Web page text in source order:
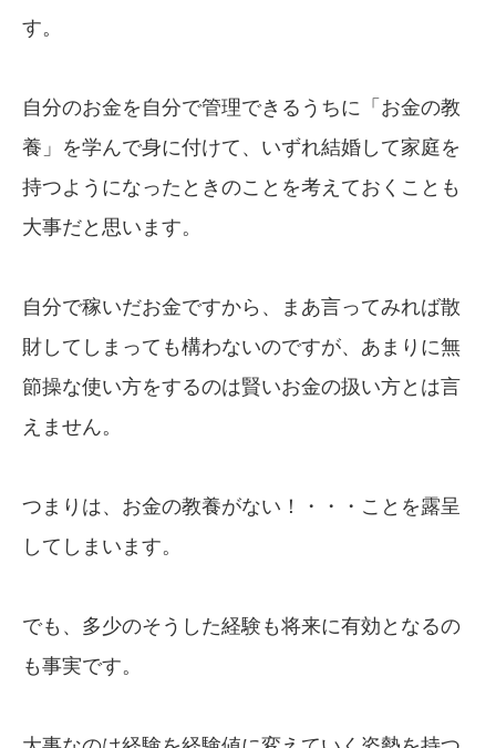
す。
自分のお金を自分で管理できるうちに「お金の教
養」を学んで身に付けて、いずれ結婚して家庭を
持つようになったときのことを考えておくことも
大事だと思います。
自分で稼いだお金ですから、まあ言ってみれば散
財してしまっても構わないのですが、あまりに無
節操な使い方をするのは賢いお金の扱い方とは言
えません。
つまりは、お金の教養がない！・・・ことを露呈
してしまいます。
でも、多少のそうした経験も将来に有効となるの
も事実です。